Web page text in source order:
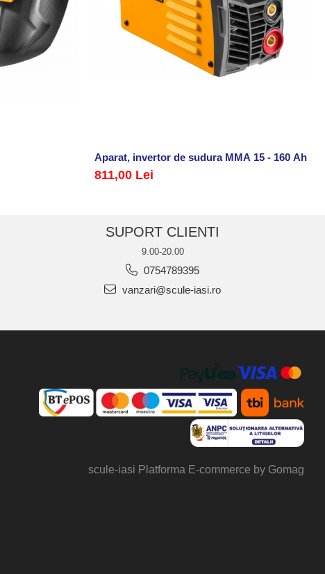
Aparat, invertor de sudura MMA 15 - 160 Ah
811,00 Lei
SUPORT CLIENTI
9.00-20.00
0754789395
vanzari@scule-iasi.ro
scule-iasi Platforma E-commerce by Gomag